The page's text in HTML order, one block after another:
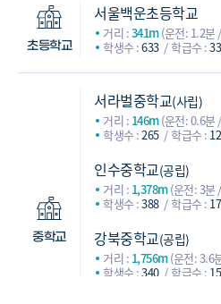
초등학교
서울백운초등학교
거리 :341m(운전: 1.2분
학생수 :633 학급수 :33
중학교
서라벌중학교(사립)
거리 : 146m(운전: 0.6분
학생수 :265 학급수 : 12
인수중학교(공립)
거리 : 1,378m(운전: 3분
학생수 :388 학급수 : 17
강북중학교(공립)
거리 : 1,756m(운전: 3.6
학생수 :340 학급수 : 15